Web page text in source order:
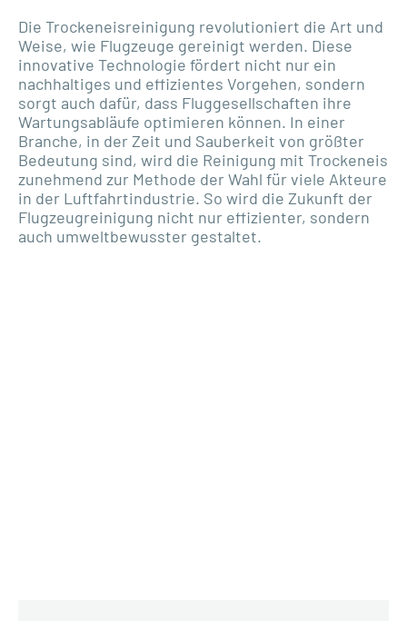
Die Trockeneisreinigung revolutioniert die Art und
Weise, wie Flugzeuge gereinigt werden. Diese
innovative Technologie fördert nicht nur ein
nachhaltiges und effizientes Vorgehen, sondern
sorgt auch dafür, dass Fluggesellschaften ihre
Wartungsabläufe optimieren können. In einer
Branche, in der Zeit und Sauberkeit von größter
Bedeutung sind, wird die Reinigung mit Trockeneis
zunehmend zur Methode der Wahl für viele Akteure
in der Luftfahrtindustrie. So wird die Zukunft der
Flugzeugreinigung nicht nur effizienter, sondern
auch umweltbewusster gestaltet.